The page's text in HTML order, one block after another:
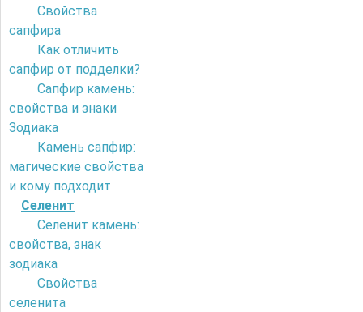
Свойства
сапфира
Как отличить
сапфир от подделки?
Сапфир камень:
свойства и знаки
Зодиака
Камень сапфир:
магические свойства
и кому подходит
Селенит
Селенит камень:
свойства, знак
зодиака
Свойства
селенита